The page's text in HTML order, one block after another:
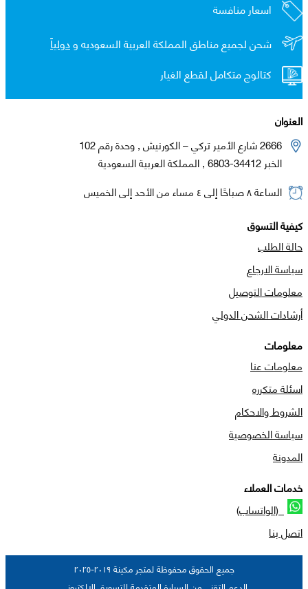
اسعار منافسة
شحن لجميع مناطق المملكة العربية السعوديه ودولياً
كتالوج متكامل لقطع الغيار
العنوان
2666 شارع الأمير تركي – الكورنيش , وحدة رقم 102
الخبر 34412-6803 , المملكة العربية السعودية
الساعة ٨ صباحًا إلى ٤ مساء من الأحد إلى الخميس
كيفية التسوق
حالة الطلب
سياسة الارجاع
معلومات التوصيل
أرشادات الشحن الدولي
معلومات
معلومات عنا
اسئلة متكرره
الشروط والاحكام
سياسة الخصوصية
المدونة
خدمات العملاء
(الواتساب)
اتصل بنا
جميع الحقوق محفوظة لمتجر مكينة ٢٠١٩-٢٠٢٥